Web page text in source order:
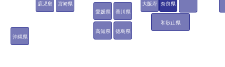
大阪府 奈良県
和歌山県
徳島県
香川県
愛媛県
高知県
宮崎県
鹿児島
沖縄県